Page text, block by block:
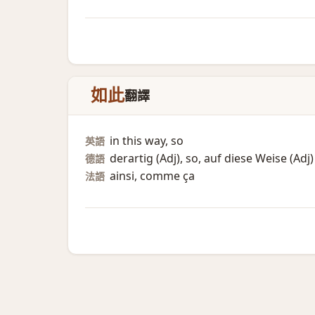
如此翻譯
英語 in this way, so
德語 derartig (Adj)​, so, auf diese Weise (Adj)​
法語 ainsi, comme ça